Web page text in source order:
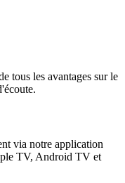
tous les avantages sur le
via notre application
TV, Android TV et